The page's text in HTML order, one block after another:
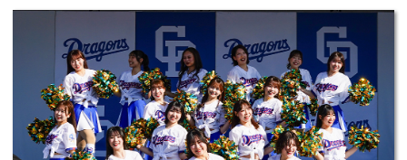
ジュニア会員
FCクーポン利用開始・
中日新聞販売店
7/1(水) 10:00
中日新聞プラス（会員限定）
7/1(水) 11:00
ドラゴンズID（無料会員）
7/1(水) 12:00
一般発売
7/4(土) 10:00